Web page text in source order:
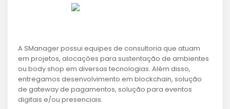
A SManager possui equipes de consultoria que atuam
em projetos, alocações para sustentação de ambientes
ou body shop em diversas tecnologias. Além disso,
entregamos desenvolvimento em blockchain, solução
de gateway de pagamentos, solução para eventos
digitais e/ou presenciais.